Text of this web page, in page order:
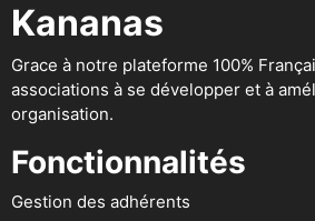
Kananas
Grace à notre plateforme 100%
associations à se développer et à
organisation.
Fonctionnalités
Gestion des adhérents